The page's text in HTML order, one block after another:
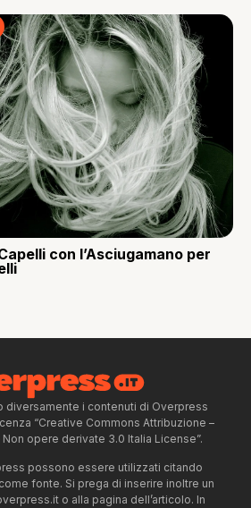
con l’Asciugamano per
diversamente i contenuti di Overpress
“Creative Commons Attribuzione –
opere derivate 3.0 Italia License”.
possono essere utilizzati citando
fonte. Si prega di inserire inoltre un
o alla pagina dell’articolo. In